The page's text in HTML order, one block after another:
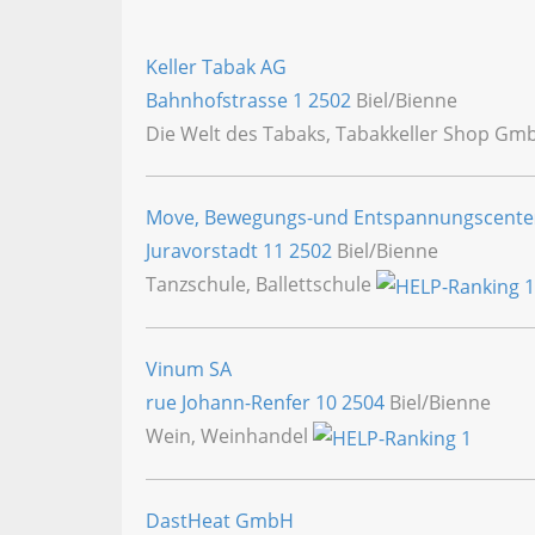
Keller Tabak AG
Bahnhofstrasse 1 2502 Biel/Bienne
Die Welt des Tabaks, Tabakkeller Shop
Move, Bewegungs-und
Juravorstadt 11 2502 Biel/Bienne
Tanzschule, Ballettschule
Vinum SA
rue Johann-Renfer 102504 Biel/Bienne
Wein, Weinhandel
DastHeat GmbH